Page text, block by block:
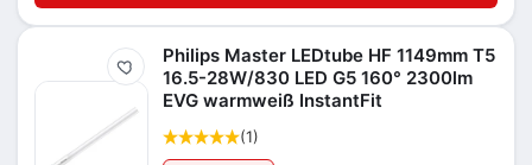
Merken
Philips Master LEDtube HF 1149mm T5
16.5-28W/830 LED G5 160° 2300lm
EVG warmweiß InstantFit
(1)